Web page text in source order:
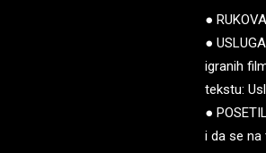
●
●
igranih
tekstu:
●
i da se